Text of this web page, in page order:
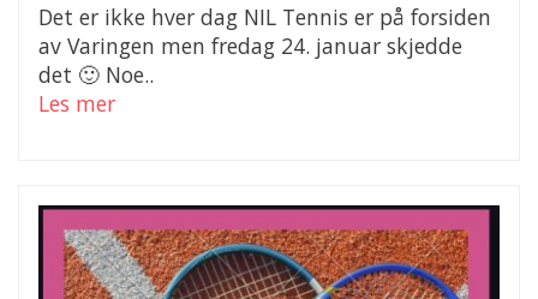
Det er ikke hver dag NIL Tennis er på forsiden
av Varingen men fredag 24. januar skjedde
det 🙂 Noe..
Les mer